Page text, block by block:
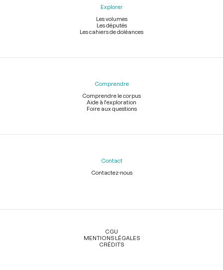
Explorer
Les volumes
Les députés
Les cahiers de doléances
Comprendre
Comprendre le corpus
Aide à l'exploration
Foire aux questions
Contact
Contactez-nous
Légal
CGU
MENTIONS LÉGALES
CRÉDITS